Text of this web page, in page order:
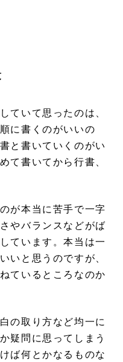
ていて思ったのは、
に書くのがいいの
と書いていくのがい
て書いてから行書、
が本当に苦手で一字
やバランスなどがば
ています。本当は一
いと思うのですが、
ているところなのか
の取り方など均一に
疑問に思ってしまう
ば何とかなるものな